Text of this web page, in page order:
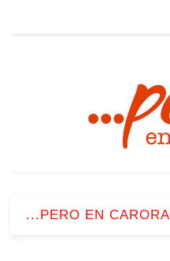
...PERO EN CARORA